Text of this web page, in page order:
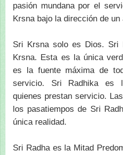
pasión mundana por el
Krsna bajo la dirección de un
Sri Krsna solo es Dios. Sri
Krsna. Esta es la única
es la fuente máxima de
servicio. Sri Radhika es
quienes prestan servicio.
los pasatiempos de Sri
única realidad.
Sri Radha es la Mitad